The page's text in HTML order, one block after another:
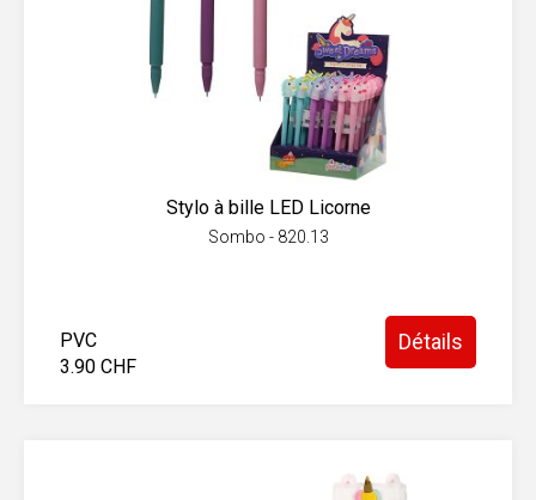
Stylo à bille LED Licorne
Sombo - 820.13
PVC
3.90 CHF
Détails